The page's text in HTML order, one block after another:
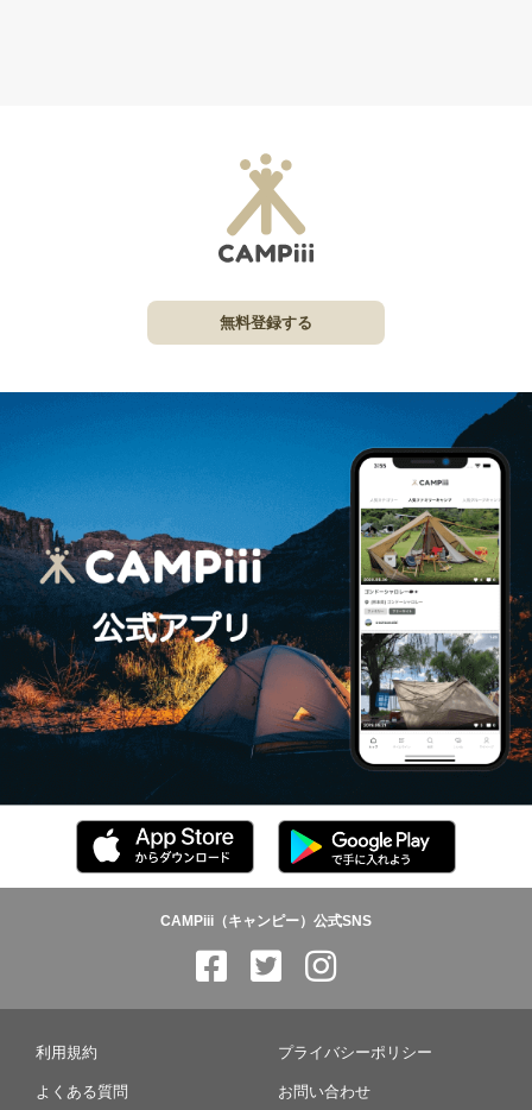
無料登録する
CAMPiii（キャンピー）公式SNS
利用規約 プライバシーポリシー
よくある質問 お問い合わせ